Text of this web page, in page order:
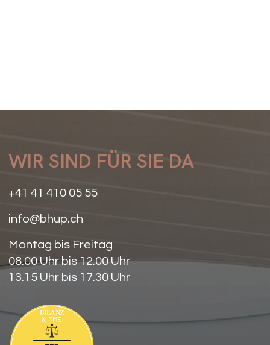
WIR SIND FÜR SIE DA
+41 41 410 05 55
info@bhup.ch
Montag bis Freitag
08.00 Uhr bis 12.00 Uhr
13.15 Uhr bis 17.30 Uhr